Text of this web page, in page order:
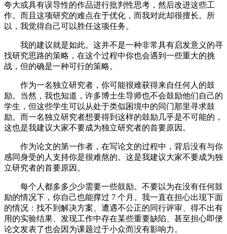
夸大或具有误导性的作品进行批判性思考，然后改进这些工
作。而且这项研究的难点在于优化，而我对此却很擅长。所
以，我觉得自己可以胜任这项任务。
我的建议就是如此。这并不是一种非常具有启发意义的寻
找研究思路的策略，在这个过程中你也会遇到一些重大的挑
战，但的确是一种可行的策略。
作为一名独立研究者，你可能很难获得来自任何人的鼓
励。当然，我也知道，许多博士生导师也不会鼓励他们自己的
学生，但这些学生可以从处于类似困境中的同门那里寻求鼓
励。而一名独立研究者想要得到这样的鼓励几乎是不可能的，
这也是我建议大家不要成为独立研究者的首要原因。
作为论文的第一作者，在写论文的过程中，背后没有与你
感同身受的人支持你是很难熬的。这是我建议大家不要成为独
立研究者的首要原因。
每个人都多多少少需要一些鼓励。不要以为在没有任何鼓
励的情况下，你自己也能撑过 7 个月。我一直在担心出现下面
的情况：找不到解决方案、遭遇不公正的同行评审、得不出有
用的实验结果、发现工作中存在某些重要缺陷、甚至担心即便
论文发表了也会因为课题过于小众而没有影响力。